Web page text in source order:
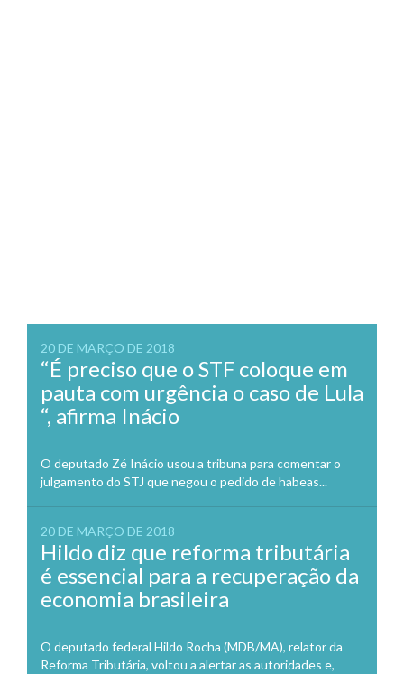
20 DE MARÇO DE 2018
“É preciso que o STF coloque em
pauta com urgência o caso de Lula
“, afirma Inácio
O deputado Zé Inácio usou a tribuna para comentar o
julgamento do STJ que negou o pedido de habeas...
20 DE MARÇO DE 2018
Hildo diz que reforma tributária
é essencial para a recuperação da
economia brasileira
O deputado federal Hildo Rocha (MDB/MA), relator da
Reforma Tributária, voltou a alertar as autoridades e,